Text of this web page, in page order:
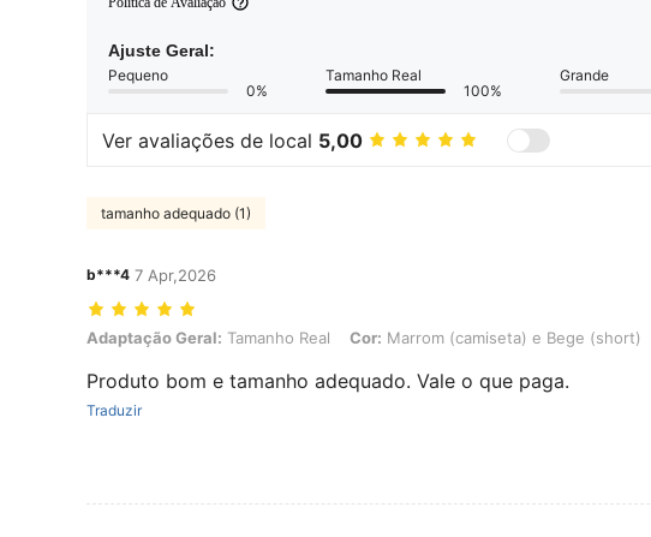
Ajuste Geral:
Pequeno
0%
Tamanho Real
100%
Grande
Ver avaliações de local 5,00
tamanho adequado (1)
b***4 7 Apr,2026
Adaptação Geral: Tamanho Real, Cor: Marrom (camiseta) e Bege (short), Tamanho: 2Y
Adaptação Geral: Tamanho Real Cor: Marrom (camiseta) e Bege (short)
Produto bom e tamanho adequado. Vale o que paga.
Traduzir